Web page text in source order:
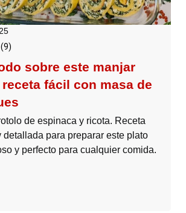
(9)
sobre este manjar
fácil con masa de
de espinaca y ricota. Receta
detallada para preparar este plato
y perfecto para cualquier comida.